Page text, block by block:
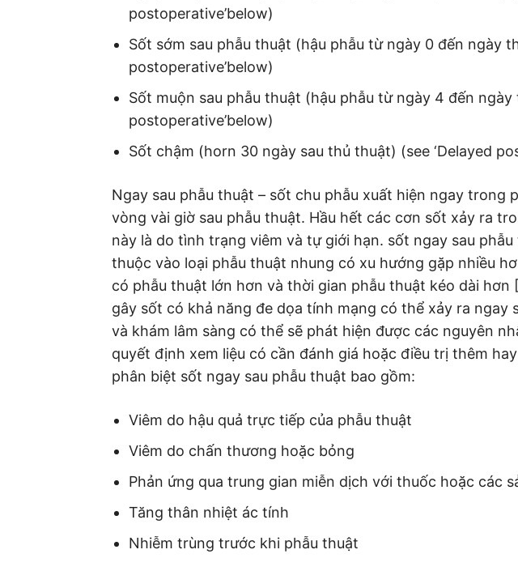
postoperative’below)
Sốt sớm sau phẫu thuật (hậu phẫu từ ngày 0 đến ngày
postoperative’below)
Sốt muộn sau phẫu thuật (hậu phẫu từ ngày 4 đến ngày
postoperative’below)
Sốt chậm (horn 30 ngày sau thủ thuật) (see ‘Delayed
Ngay sau phẫu thuật – sốt chu phẫu xuất hiện ngay trong
vòng vài giờ sau phẫu thuật. Hầu hết các cơn sốt xảy ra
này là do tình trạng viêm và tự giới hạn. sốt ngay sau
thuộc vào loại phẫu thuật nhung có xu hướng gặp nhiều
có phẫu thuật lớn hơn và thời gian phẫu thuật kéo dài hơn
gây sốt có khả năng đe dọa tính mạng có thể xảy ra ngay
và khám lâm sàng có thể sẽ phát hiện được các nguyên
quyết định xem liệu có cần đánh giá hoặc điều trị thêm
phân biệt sốt ngay sau phẫu thuật bao gồm:
Viêm do hậu quả trực tiếp của phẫu thuật
Viêm do chấn thương hoặc bỏng
Phản ứng qua trung gian miễn dịch với thuốc hoặc các
Tăng thân nhiệt ác tính
Nhiễm trùng trước khi phẫu thuật